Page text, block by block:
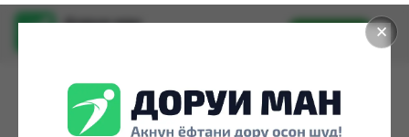
✕
Доруи ман
Установить